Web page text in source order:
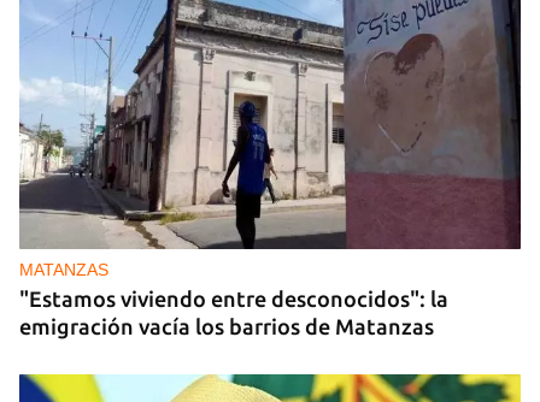
MATANZAS
"Estamos viviendo entre desconocidos": la
emigración vacía los barrios de Matanzas